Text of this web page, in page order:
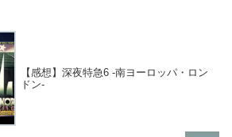
【感想】深夜特急6 -南ヨーロッパ・ロン
ドン-